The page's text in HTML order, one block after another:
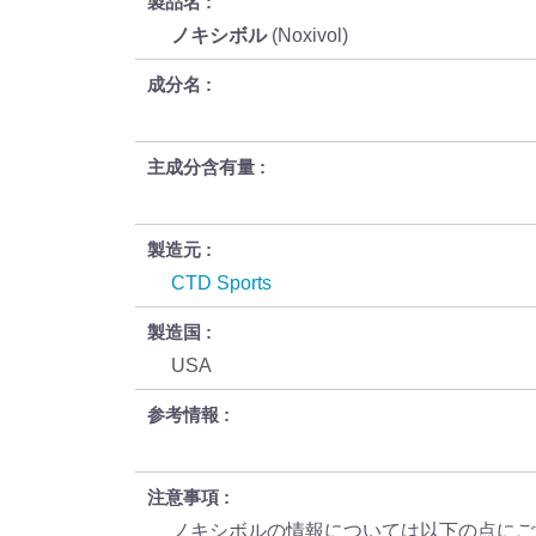
ノキシボル(Noxivol)
成分名
主成分含有量
製造元
CTD Sports
製造国
USA
参考情報
注意事項
ノキシボルの情報については以下の点にご